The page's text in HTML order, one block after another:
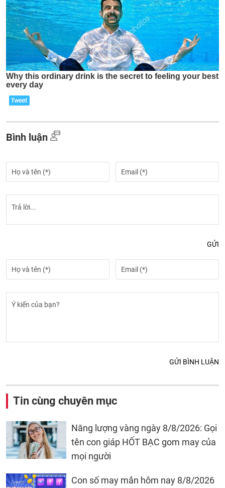
Bình luận
GỬI
GỬI BÌNH LUẬN
Tin cùng chuyên mục
Năng lượng vàng ngày 8/8/2026: Gọi
tên con giáp HỐT BẠC gom may của
mọi người
Con số may mắn hôm nay 8/8/2026